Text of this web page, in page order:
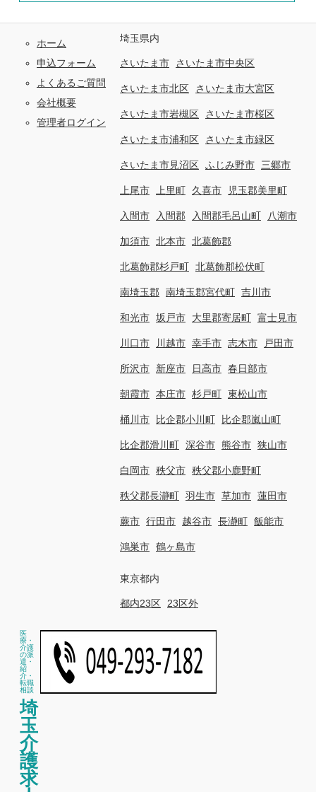
ホーム
申込フォーム
よくあるご質問
会社概要
管理者ログイン
埼玉県内
さいたま市 さいたま市中央区
さいたま市北区 さいたま市大宮区
さいたま市岩槻区 さいたま市桜区
さいたま市浦和区 さいたま市緑区
さいたま市見沼区 ふじみ野市 三郷市
上尾市 上里町 久喜市 児玉郡美里町
入間市 入間郡 入間郡毛呂山町 八潮市
加須市 北本市 北葛飾郡
北葛飾郡杉戸町 北葛飾郡松伏町
南埼玉郡 南埼玉郡宮代町 吉川市
和光市 坂戸市 大里郡寄居町 富士見市
川口市 川越市 幸手市 志木市 戸田市
所沢市 新座市 日高市 春日部市
朝霞市 本庄市 杉戸町 東松山市
桶川市 比企郡小川町 比企郡嵐山町
比企郡滑川町 深谷市 熊谷市 狭山市
白岡市 秩父市 秩父郡小鹿野町
秩父郡長瀞町 羽生市 草加市 蓮田市
蕨市 行田市 越谷市 長瀞町 飯能市
鴻巣市 鶴ヶ島市
東京都内
都内23区 23区外
医
療・
介護
の派
遣・
紹
介・
転職
相談
埼
玉
介
護
求